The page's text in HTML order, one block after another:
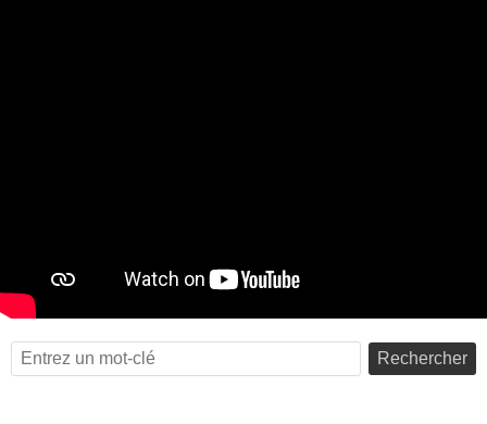
Rechercher